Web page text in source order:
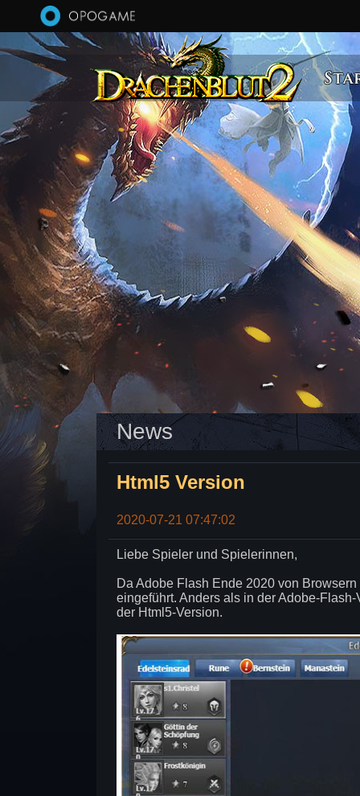
Direkt zum Inhalt
News
Html5 Version
2020-07-21 07:47:02
Liebe Spieler und Spielerinnen,
Da Adobe Flash Ende 2020 von
eingeführt. Anders als in der Adobe-
der Html5-Version.